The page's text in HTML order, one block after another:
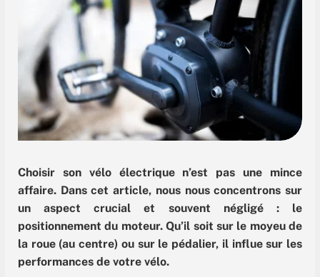
Choisir son vélo électrique n’est pas une mince
affaire. Dans cet article, nous nous concentrons sur
un
aspect crucial et souvent négligé : le
positionnement du moteur. Qu’il soit sur le moyeu de
la roue (au centre) ou sur le pédalier, il influe sur les
performances de votre vélo.